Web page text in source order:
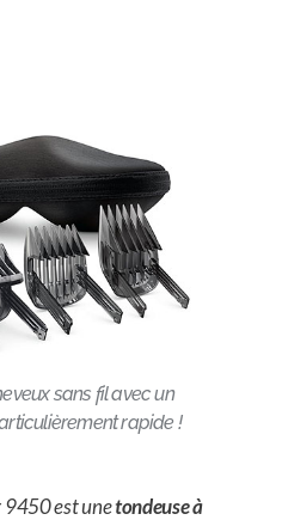
sans fil avec un
rapide !
9450 est unetondeuse à